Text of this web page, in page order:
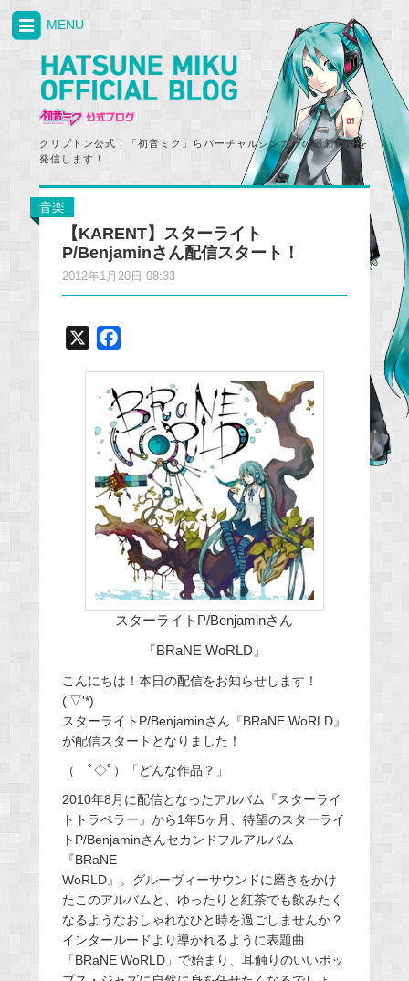
クリプトン公式！「初音ミク」らバーチャルシンガーの最新情報を
発信します！
MENU
音楽
【KARENT】スターライト
P/Benjaminさん配信スタート！
2012年1月20日 08:33
e
b
o
o
k
スターライトP/Benjaminさん
『BRaNE WoRLD』
こんにちは！本日の配信をお知らせします！
('▽'*)
スターライトP/Benjaminさん『BRaNE WoRLD』
が配信スタートとなりました！
（ ﾟ◇ﾟ）「どんな作品？」
2010年8月に配信となったアルバム『スターライ
トトラベラー』から1年5ヶ月、待望のスターライ
トP/Benjaminさんセカンドフルアルバム
『BRaNE
WoRLD』。グルーヴィーサウンドに磨きをかけ
たこのアルバムと、ゆったりと紅茶でも飲みたく
なるようなおしゃれなひと時を過ごしませんか？
インタールードより導かれるように表題曲
「BRaNE WoRLD」で始まり、耳触りのいいポッ